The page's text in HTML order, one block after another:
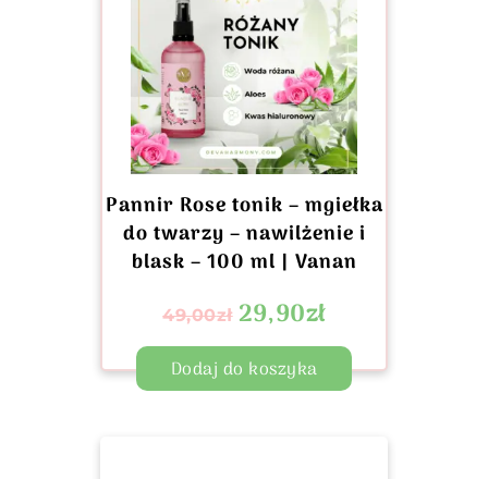
Pannir Rose tonik – mgiełka
do twarzy – nawilżenie i
blask – 100 ml | Vanan
49,00zł 29,90zł
Dodaj do koszyka